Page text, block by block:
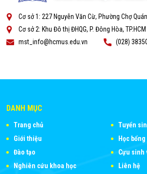
Cơ sở 1: 227 Nguyễn Văn Cừ, Phường Chợ
Cơ sở 2: Khu Đô thị ĐHQG, P. Đông Hòa, TP.HCM
mst_info@hcmus.edu.vn
(028)
DANH MỤC
Trang chủ
Giới thiệu
Đào tạo
Nghiên cứu khoa học
Tuyển
Học
Cựu sinh
Liên hệ